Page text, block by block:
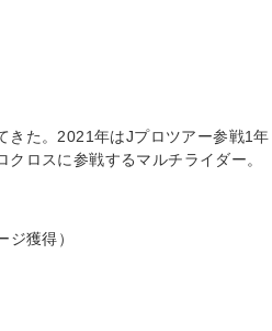
きた。2021年はJプロツアー参戦1年
ロスに参戦するマルチライダー。
獲得）